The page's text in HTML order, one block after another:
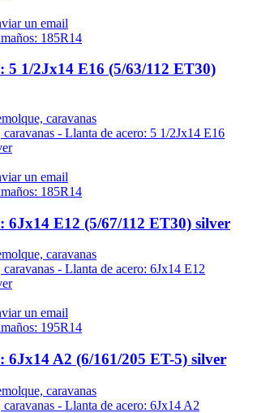
185R14
5 1/2Jx14 E16 (5/63/112 ET30)
caravanas
185R14
6Jx14 E12 (5/67/112 ET30) silver
caravanas
195R14
6Jx14 A2 (6/161/205 ET-5) silver
caravanas